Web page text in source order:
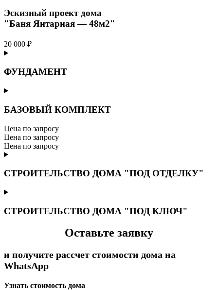
Эскизный проект дома
"Баня Янтарная — 48м2"
20 000 ₽
ФУНДАМЕНТ
БАЗОВЫЙ КОМПЛЕКТ
Цена по запросу
Цена по запросу
Цена по запросу
СТРОИТЕЛЬСТВО ДОМА "ПОД ОТДЕЛКУ"
СТРОИТЕЛЬСТВО ДОМА "ПОД КЛЮЧ"
Оставьте заявку
и получите рассчет стоимости дома на
WhatsApp
Узнать стоимость дома